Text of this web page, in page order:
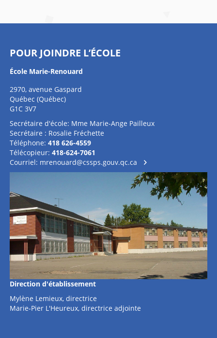
POUR JOINDRE L’ÉCOLE
École Marie-Renouard
2970, avenue Gaspard
Québec (Québec)
G1C 3V7
Secrétaire d'école: Mme Marie-Ange Pailleux
Secrétaire : Rosalie Fréchette
Téléphone: 418 626-4559
Télécopieur: 418-624-7061
Courriel: mrenouard@cssps.gouv.qc.ca
Direction d'établissement
Mylène Lemieux, directrice
Marie-Pier L'Heureux, directrice adjointe